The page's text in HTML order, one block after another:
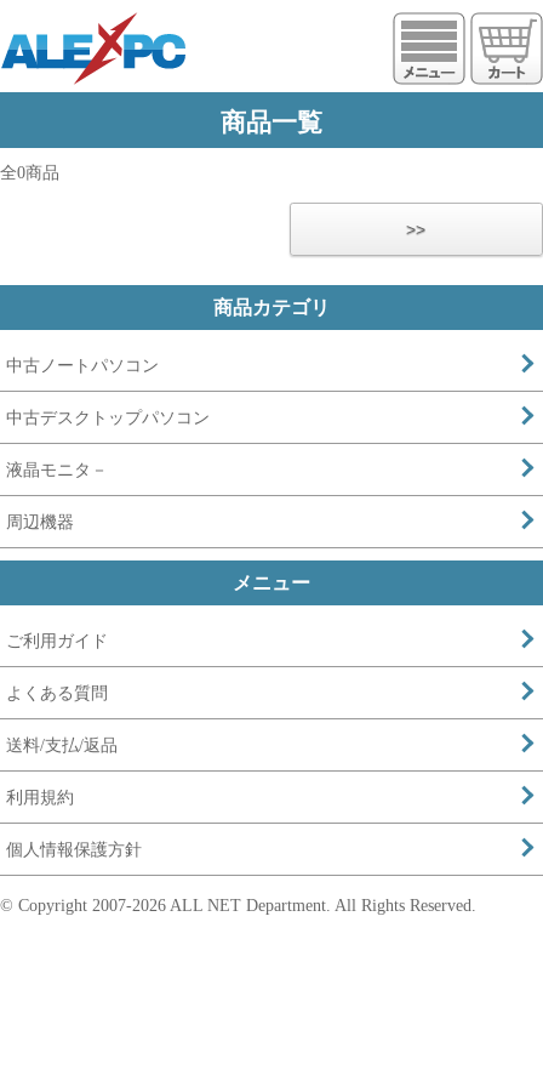
https://www.alexpc.jp
商品一覧
全0商品
>>
商品カテゴリ
中古ノートパソコン
中古デスクトップパソコン
液晶モニタ－
周辺機器
メニュー
ご利用ガイド
よくある質問
送料/支払/返品
利用規約
個人情報保護方針
© Copyright 2007-2026 ALL NET Department. All Rights Reserved.